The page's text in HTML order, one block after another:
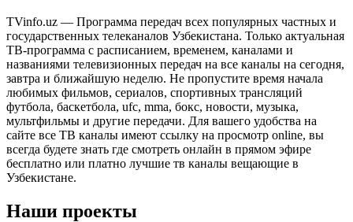
TVinfo.uz — Программа передач всех популярных частных и
государственных телеканалов Узбекистана. Только актуальная
ТВ-программа с расписанием, временем, каналами и
названиями телевизионных передач на все каналы на сегодня,
завтра и ближайшую неделю. Не пропустите время начала
любимых фильмов, сериалов, спортивных трансляций
футбола, баскетбола, ufc, mma, бокс, новости, музыка,
мультфильмы и другие передачи. Для вашего удобства на
сайте все ТВ каналы имеют ссылку на просмотр online, вы
всегда будете знать где смотреть онлайн в прямом эфире
бесплатно или платно лучшие тв каналы вещающие в
Узбекистане.
Наши проекты